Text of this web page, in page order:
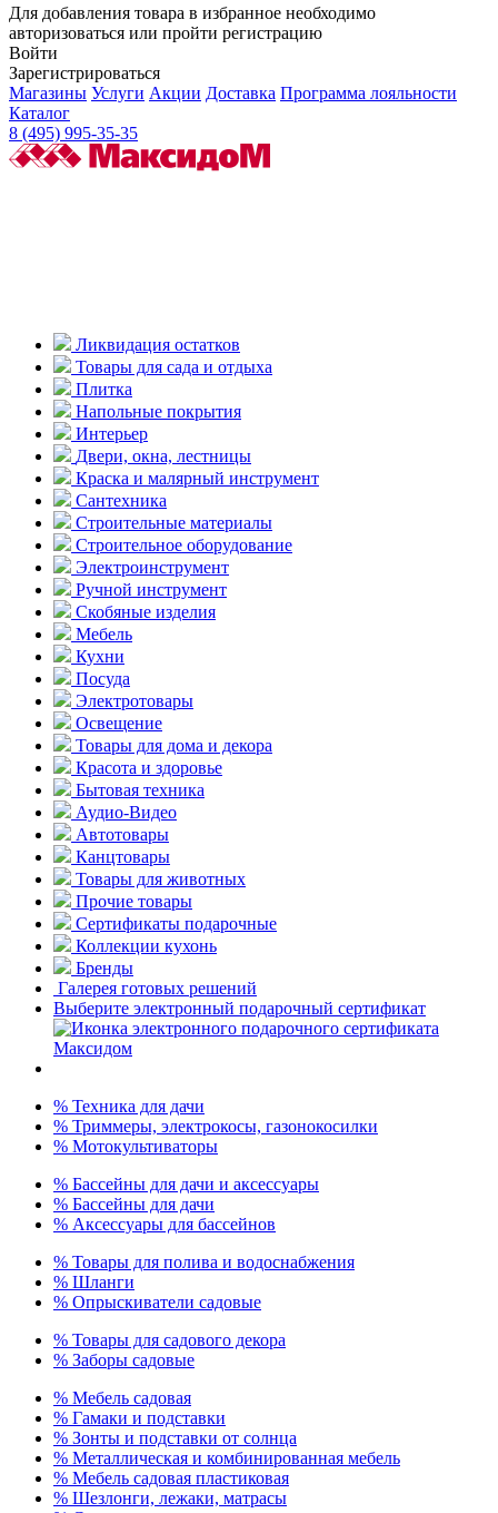
Для добавления товара в избранное необходимо
авторизоваться или пройти регистрацию
Войти
Зарегистрироваться
Магазины Услуги Акции Доставка Программа лояльности
Каталог
8 (495) 995-35-35
Ликвидация остатков
Товары для сада и отдыха
Плитка
Напольные покрытия
Интерьер
Двери, окна, лестницы
Краска и малярный инструмент
Сантехника
Строительные материалы
Строительное оборудование
Электроинструмент
Ручной инструмент
Скобяные изделия
Мебель
Кухни
Посуда
Электротовары
Освещение
Товары для дома и декора
Красота и здоровье
Бытовая техника
Аудио-Видео
Автотовары
Канцтовары
Товары для животных
Прочие товары
Сертификаты подарочные
Коллекции кухонь
Бренды
Галерея готовых решений
Выберите электронный подарочный сертификат
% Техника для дачи
% Триммеры, электрокосы, газонокосилки
% Мотокультиваторы
% Бассейны для дачи и аксессуары
% Бассейны для дачи
% Аксессуары для бассейнов
% Товары для полива и водоснабжения
% Шланги
% Опрыскиватели садовые
% Товары для садового декора
% Заборы садовые
% Мебель садовая
% Гамаки и подставки
% Зонты и подставки от солнца
% Металлическая и комбинированная мебель
% Мебель садовая пластиковая
% Шезлонги, лежаки, матрасы